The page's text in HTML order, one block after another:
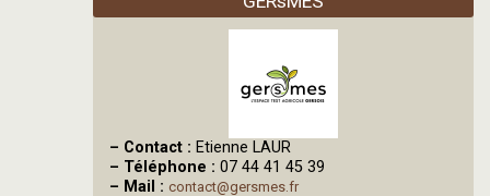
– Contact : Etienne LAUR
– Téléphone : 07 44 41 45 39
– Mail : contact@gersmes.fr